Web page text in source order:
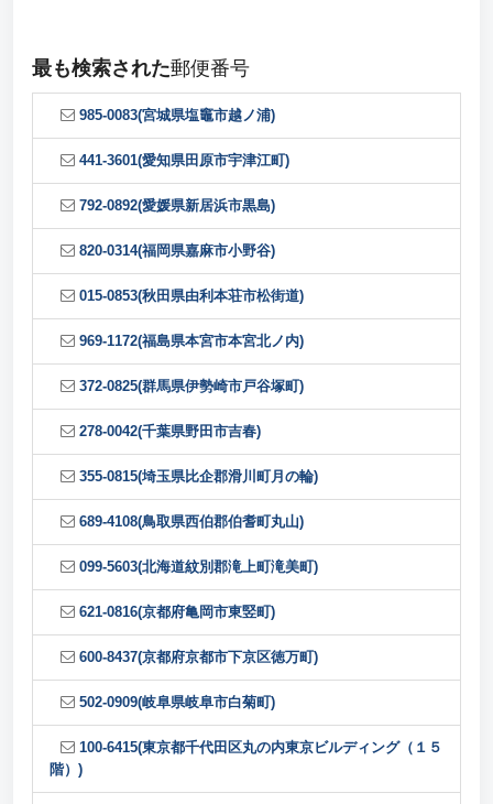
最も検索された郵便番号
985-0083(宮城県塩竈市越ノ浦)
441-3601(愛知県田原市宇津江町)
792-0892(愛媛県新居浜市黒島)
820-0314(福岡県嘉麻市小野谷)
015-0853(秋田県由利本荘市松街道)
969-1172(福島県本宮市本宮北ノ内)
372-0825(群馬県伊勢崎市戸谷塚町)
278-0042(千葉県野田市吉春)
355-0815(埼玉県比企郡滑川町月の輪)
689-4108(鳥取県西伯郡伯耆町丸山)
099-5603(北海道紋別郡滝上町滝美町)
621-0816(京都府亀岡市東竪町)
600-8437(京都府京都市下京区徳万町)
502-0909(岐阜県岐阜市白菊町)
100-6415(東京都千代田区丸の内東京ビルディング（１５
階）)